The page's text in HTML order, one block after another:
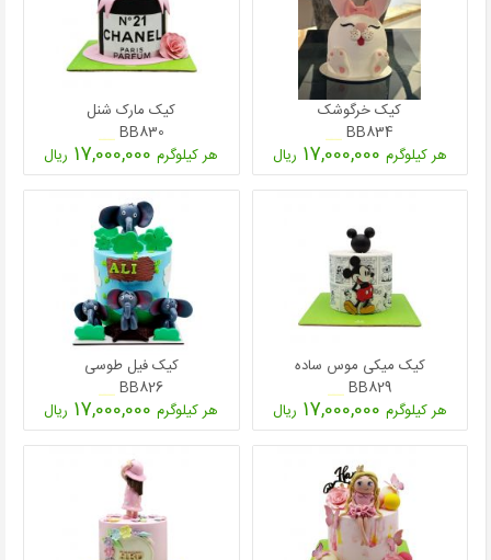
کیک
سفارشی جدید
کیک خرگوشک
BB834
هر کیلوگرم
ریال
کیک مارک شنل
BB830
هر کیلوگرم17,000,000 ریال
کیک میکی موس ساده
BB829
هر کیلوگرم
ریال
کیک فیل طوسی
BB826
هر کیلوگرم17,000,000 ریال